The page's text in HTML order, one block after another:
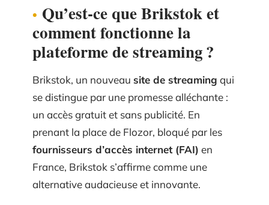
Qu’est-ce que Brikstok et
comment fonctionne la
plateforme de streaming ?
Brikstok, un nouveau site de streaming qui
se distingue par une promesse alléchante :
un accès gratuit et sans publicité. En
prenant la place de Flozor, bloqué par les
fournisseurs d’accès internet (FAI) en
France, Brikstok s’affirme comme une
alternative audacieuse et innovante.